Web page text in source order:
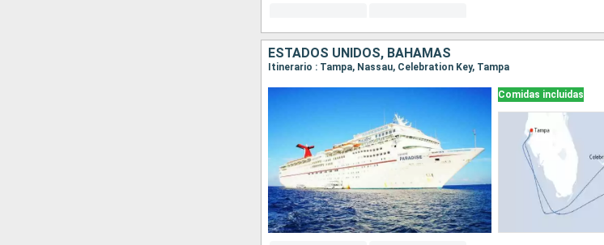
ESTADOS UNIDOS, BAHAMAS
Itinerario : Tampa, Nassau, Celebration Key, Tampa
Comidas incluidas